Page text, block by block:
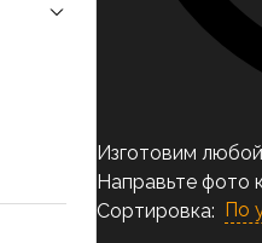
Изготовим
Направьте фото
Сортировка: